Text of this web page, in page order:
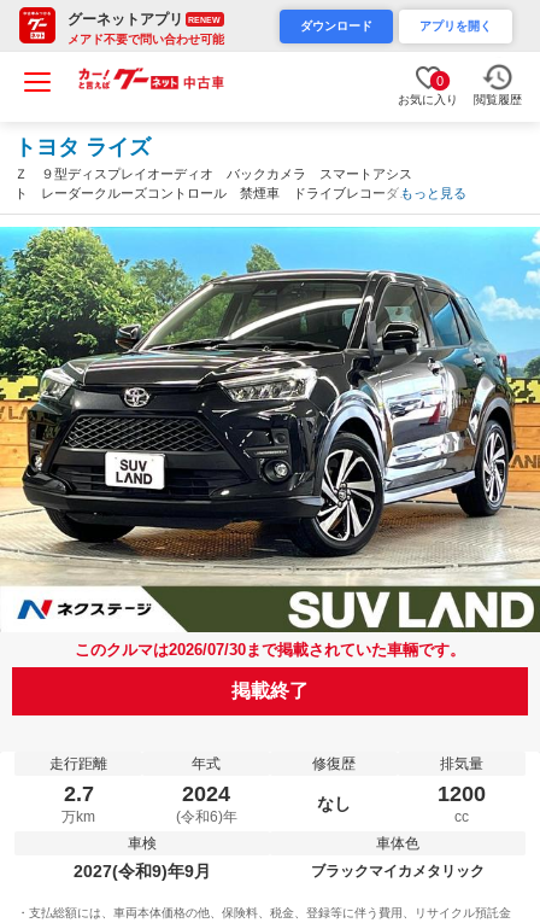
グーネットアプリ RENEW
メアド不要で問い合わせ可能
ダウンロード アプリを開く
0
お気に入り 閲覧履歴
トヨタ ライズ
Ｚ ９型ディスプレイオーディオ バックカメラ スマートアシス
ト レーダークルーズコントロール 禁煙車 ドライブレコーダ
ー コーナーセンサー 前席シートヒーター ＬＥＤヘッド ＥＴ
Ｃ 純正１７インチアルミ（熊本県）
もっと見る
このクルマは2026/07/30まで掲載されていた車輛です。
掲載終了
走行距離
2.7
万km
年式
2024
(令和6)年
修復歴
なし
排気量
1200
cc
車検
2027(令和9)年9月
車体色
ブラックマイカメタリック
支払総額には、車両本体価格の他、保険料、税金、登録等に伴う費用、リサイクル預託金